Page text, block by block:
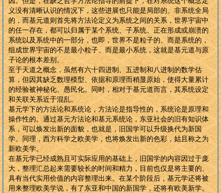
义没有清晰认识的情况下，这些进展也只能是局部的、非系统全局
的，而基元道则首先将方法论定义为系统之间的关系，世界宇宙中
的任一存在，都可以归属于某个系统、子系统、正在形成或崩溃的
系统以及系统中的一部分，也即，世界不是粒子的、而是系统的，
组成世界宇宙的不是最小粒子、而是最小系统，这就是基元道与原
子论的根本差别。
至于天道之概念，虽然有六十四进制、五进制和八进制的数学估
算，但因其缺乏数理模型、依据和原理而稍显原始，使得大量累计
的经验被神秘化、愚民化。同时，相对于基元道而言，其系统设定
和关联关系近于混乱。
基元学下的方法论和系统论，方法论是指导性的，系统论是原理和
操作性的。通过基元方法论和基元系统论，东亚社会的旧有知识体
系，可以焕发出新的面貌，也就是，旧国学可以升级换代为新国
学。同理，西方科学之欧美学，也将焕发出新的色彩，姑且称之为
新欧美学。
在基元学已经成熟且可实际应用的基础上，旧国学的内容因过于庞
大，整理汇总起来需要较长的时间和精力，目前也仅是将主要的、
具有当代实用价值的内容整理出来。在某个阶段后，基元学还将被
用来整理欧美学说，有了东亚和中国的新国学，还将有欧美新学。